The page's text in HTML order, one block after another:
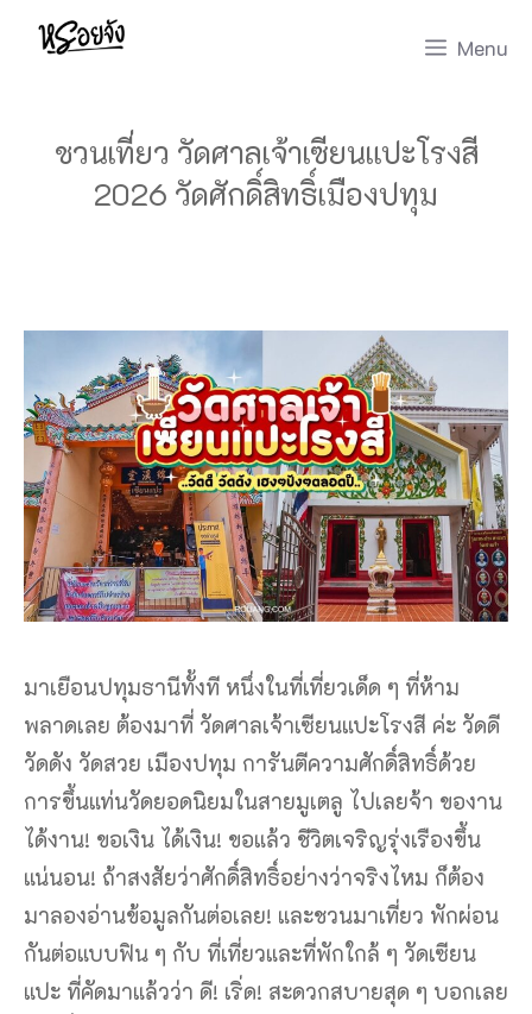
Skip
Menu
ชวนเที่ยว วัดศาลเจ้าเซียนแปะโรงสี
2026 วัดศักดิ์สิทธิ์เมืองปทุม
มาเยือนปทุมธานีทั้งที หนึ่งในที่เที่ยวเด็ด ๆ ที่ห้าม
พลาดเลย ต้องมาที่ วัดศาลเจ้าเซียนแปะโรงสี ค่ะ วัดดี
วัดดัง วัดสวย เมืองปทุม การันตีความศักดิ์สิทธิ์ด้วย
การขึ้นแท่นวัดยอดนิยมในสายมูเตลู ไปเลยจ้า ของาน
ได้งาน! ขอเงิน ได้เงิน! ขอแล้ว ชีวิตเจริญรุ่งเรืองขึ้น
แน่นอน! ถ้าสงสัยว่าศักดิ์สิทธิ์อย่างว่าจริงไหม ก็ต้อง
มาลองอ่านข้อมูลกันต่อเลย! และชวนมาเที่ยว พักผ่อน
กันต่อแบบฟิน ๆ กับ ที่เที่ยวและที่พักใกล้ ๆ วัดเซียน
แปะ ที่คัดมาแล้วว่า ดี! เริ่ด! สะดวกสบายสุด ๆ บอกเลย